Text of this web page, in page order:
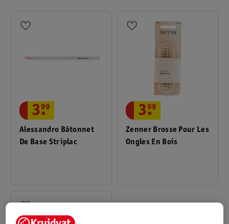
Alessandro Bâtonnet
De Base Striplac
3.
99
Zenner Brosse Pour Les
Ongles En Bois
3.
99